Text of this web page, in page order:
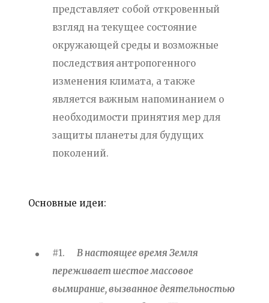
представляет собой откровенный
взгляд на текущее состояние
окружающей среды и возможные
последствия антропогенного
изменения климата, а также
является важным напоминанием о
необходимости принятия мер для
защиты планеты для будущих
поколений.
Основные идеи:
#1. В настоящее время Земля
переживает шестое массовое
вымирание, вызванное деятельностью